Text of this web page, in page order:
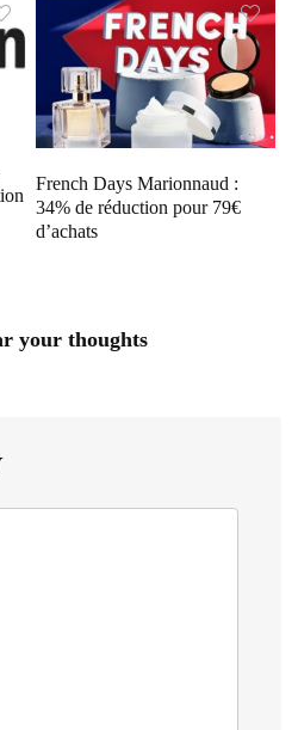
French Days Marionnaud :
34% de réduction pour 79€
d’achats
your thoughts